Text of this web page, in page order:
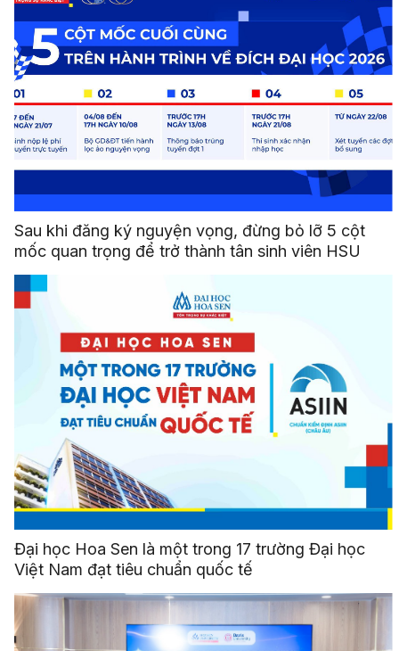
Sau khi đăng ký nguyện vọng, đừng bỏ lỡ 5 cột
mốc quan trọng để trở thành tân sinh viên HSU
Đại học Hoa Sen là một trong 17 trường Đại học
Việt Nam đạt tiêu chuẩn quốc tế